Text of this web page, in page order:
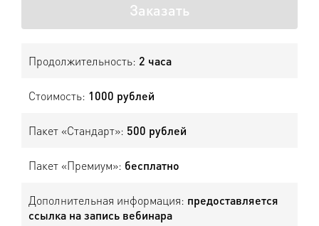
Заказать
Продолжительность: 2 часа
Стоимость: 1000 рублей
Пакет «Стандарт»: 500 рублей
Пакет «Премиум»: бесплатно
Дополнительная информация: предоставляется
ссылка на запись вебинара